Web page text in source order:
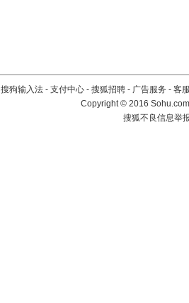
搜狗输入法 - 支付中心 - 搜狐招聘 - 广告服务 - 客
Copyright©2016
搜狐不良信息举